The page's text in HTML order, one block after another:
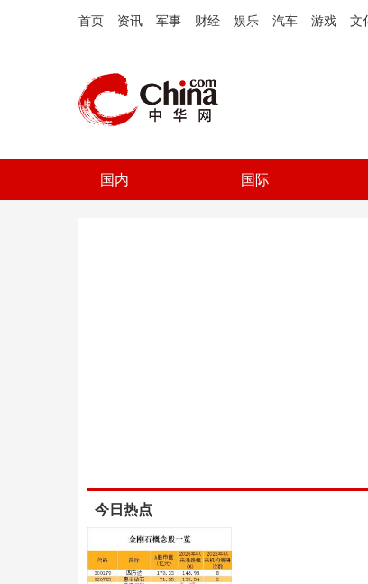
首页 资讯 军事 财经 娱乐 汽车 游戏 文
国内 国际
今日热点